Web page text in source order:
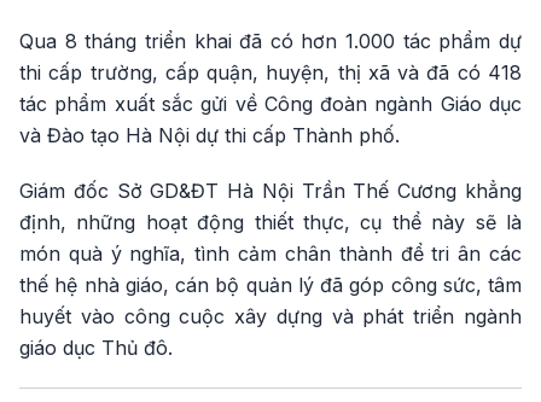
Qua 8 tháng triển khai đã có hơn 1.000 tác phẩm dự
thi cấp trường, cấp quận, huyện, thị xã và đã có 418
tác phẩm xuất sắc gửi về Công đoàn ngành Giáo dục
và Đào tạo Hà Nội dự thi cấp Thành phố.
Giám đốc Sở GD&ĐT Hà Nội Trần Thế Cương khẳng
định, những hoạt động thiết thực, cụ thể này sẽ là
món quà ý nghĩa, tình cảm chân thành để tri ân các
thế hệ nhà giáo, cán bộ quản lý đã góp công sức, tâm
huyết vào công cuộc xây dựng và phát triển ngành
giáo dục Thủ đô.